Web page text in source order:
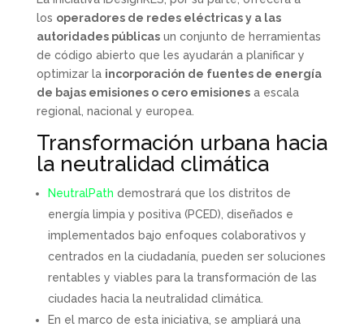
los operadores de redes eléctricas y a las
autoridades públicasun conjunto de herramientas
de código abierto que les ayudarán a planificar y
optimizar la incorporación de fuentes de energía
de bajas emisiones o cero emisionesa escala
regional, nacional y europea.
Transformación urbana hacia
la neutralidad climática
NeutralPath demostrará que los distritos de
energía limpia y positiva (PCED), diseñados e
implementados bajo enfoques colaborativos y
centrados en la ciudadanía, pueden ser soluciones
rentables y viables para la transformación de las
ciudades hacia la neutralidad climática.
En el marco de esta iniciativa, se ampliará una